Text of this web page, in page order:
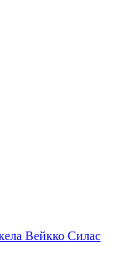
Вейкко Силас